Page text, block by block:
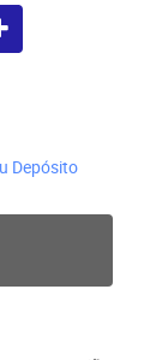
Depósito